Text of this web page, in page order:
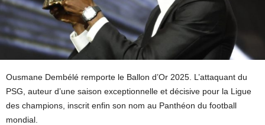
Ousmane Dembélé remporte le Ballon d’Or 2025. L’attaquant du
PSG, auteur d’une saison exceptionnelle et décisive pour la Ligue
des champions, inscrit enfin son nom au Panthéon du football
mondial.